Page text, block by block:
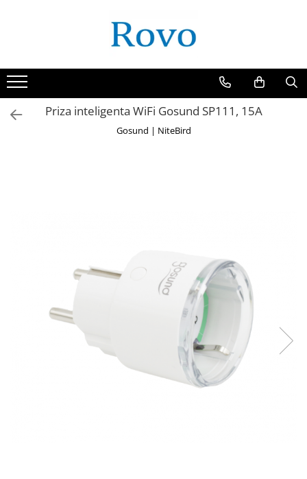
Priza inteligenta WiFi Gosund SP111, 15A
Gosund | NiteBird